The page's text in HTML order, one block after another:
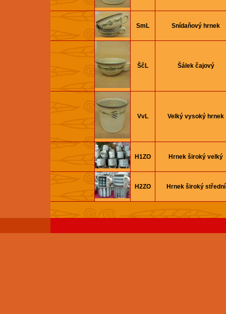
SmL Snídaňový hrnek
ŠčL Šálek čajový
VvL Velký vysoký hrnek
H1ZO Hrnek široký velký
H2ZO Hrnek široký střední